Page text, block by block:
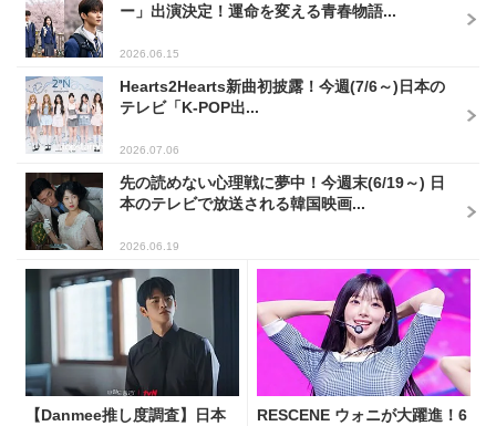
ー」出演決定！運命を変える青春物語...
2026.06.15
Hearts2Hearts新曲初披露！今週(7/6～)日本の
テレビ「K-POP出...
2026.07.06
先の読めない心理戦に夢中！今週末(6/19～) 日
本のテレビで放送される韓国映画...
2026.06.19
【Danmee推し度調査】日本
RESCENE ウォニが大躍進！6